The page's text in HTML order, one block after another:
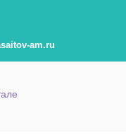
am.ru